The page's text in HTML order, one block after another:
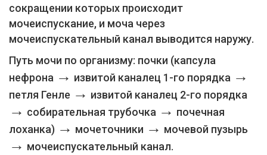
сокращении которых происходит
мочеиспускание, и моча через
мочеиспускательный канал выводится наружу.
Путь мочи по организму: почки (капсула
нефрона → извитой каналец 1-го порядка →
петля Генле → извитой каналец 2-го порядка
→ собирательная трубочка → почечная
лоханка) → мочеточники → мочевой пузырь
→ мочеиспускательный канал.